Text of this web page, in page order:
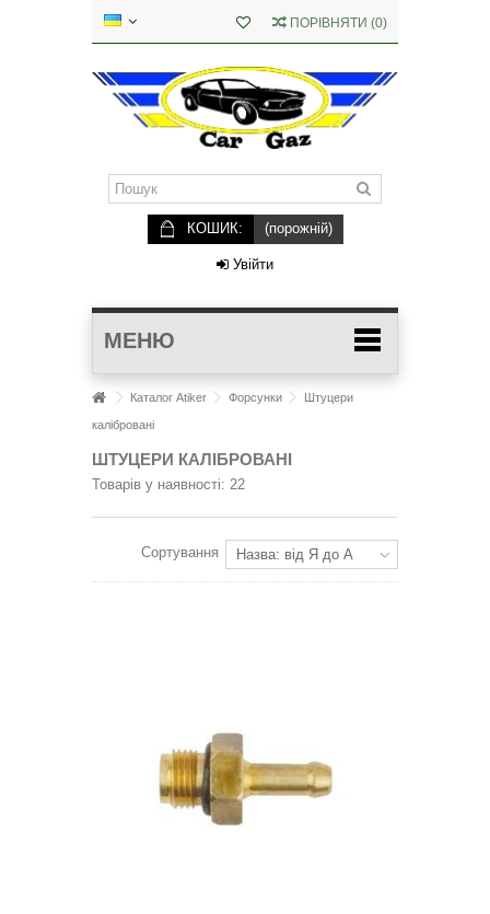
ПОРІВНЯТИ (0)
КОШИК: (порожній)
Увійти
МЕНЮ
Каталог Atiker Форсунки Штуцери
калібровані
ШТУЦЕРИ КАЛІБРОВАНІ
Товарів у наявності: 22
Сортування Назва: від Я до А